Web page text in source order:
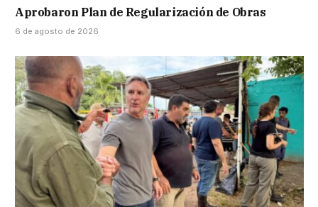
Aprobaron Plan de Regularización de Obras
6 de agosto de 2026